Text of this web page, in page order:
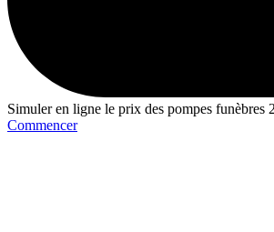
Simuler en ligne le prix des pompes funèbres
Commencer